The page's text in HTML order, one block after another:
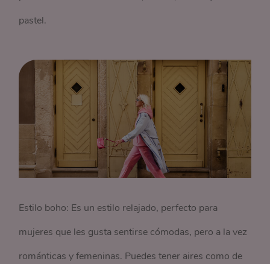
pastel.
Estilo boho: Es un estilo relajado, perfecto para
mujeres que les gusta sentirse cómodas, pero a la vez
románticas y femeninas. Puedes tener aires como de